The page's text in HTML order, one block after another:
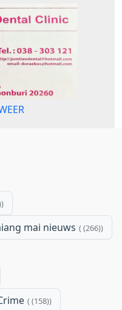
mai nieuws (266)
(158)